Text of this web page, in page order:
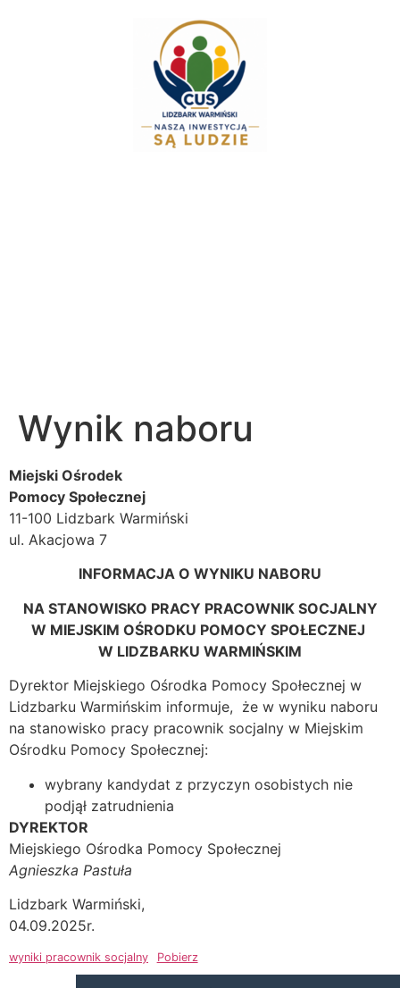
Wynik naboru
Miejski Ośrodek
Pomocy Społecznej
11-100 Lidzbark Warmiński
ul. Akacjowa 7
INFORMACJA O WYNIKU NABORU
NA STANOWISKO PRACY PRACOWNIK SOCJALNY
W MIEJSKIM OŚRODKU POMOCY SPOŁECZNEJ
W LIDZBARKU WARMIŃSKIM
Dyrektor Miejskiego Ośrodka Pomocy Społecznej w
Lidzbarku Warmińskim informuje, że w wyniku naboru
na stanowisko pracy pracownik socjalny w Miejskim
Ośrodku Pomocy Społecznej:
wybrany kandydat z przyczyn osobistych nie
podjął zatrudnienia
DYREKTOR
Miejskiego Ośrodka Pomocy Społecznej
Agnieszka Pastuła
Lidzbark Warmiński,
04.09.2025r.
wyniki pracownik socjalny Pobierz